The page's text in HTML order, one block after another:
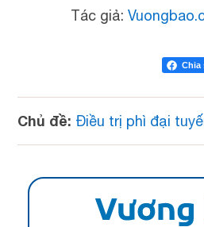
Tác giả:
Chia
Chủ đề: Điều trị phì đại